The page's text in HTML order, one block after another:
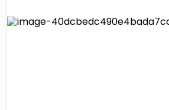
pattumiera raccolta differenziata